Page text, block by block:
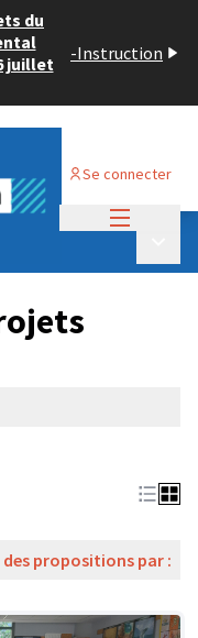
du
juillet
-Instruction
Se connecter
des propositions par :